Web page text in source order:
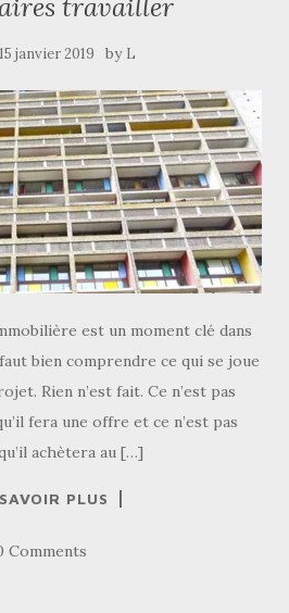
15 janvier 2019 by L
est un moment clé dans
bien comprendre ce qui se joue
Rien n’est fait. Ce n’est pas
fera une offre et ce n’est pas
achètera au […]
PLUS
Comments